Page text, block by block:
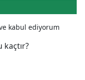
kabul ediyorum
kaçtır?